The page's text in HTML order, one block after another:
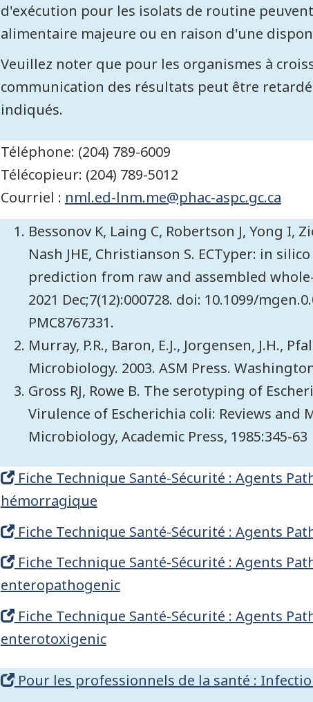
d'exécution pour les isolats de routine
alimentaire majeure ou en raison d'une
Veuillez noter que pour les organismes à
communication des résultats peut être
indiqués.
Téléphone: (204) 789-6009
Télécopieur: (204) 789-5012
Courriel : nml.ed-lnm.me@phac-aspc.gc.ca
Bessonov K, Laing C, Robertson J, Yong I,
Nash JHE, Christianson S. ECTyper: in
prediction from raw and assembled
2021 Dec;7(12):000728. doi: 10.1099/
PMC8767331.
Murray, P.R., Baron, E.J., Jorgensen, J.H.,
Microbiology. 2003. ASM Press.
Gross RJ, Rowe B. The serotyping of
Virulence of Escherichia coli: Reviews and
Microbiology, Academic Press, 1985:345-63
Fiche Technique Santé-Sécurité : Agents
hémorragique
Fiche Technique Santé-Sécurité : Agents
Fiche Technique Santé-Sécurité : Agents
enteropathogenic
Fiche Technique Santé-Sécurité : Agents
enterotoxigenic
Pour les professionnels de la santé :